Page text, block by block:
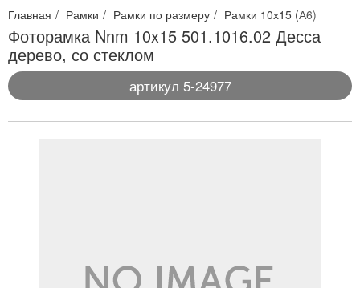
Главная Рамки Рамки по размеру Рамки 10х15 (А6)
Фоторамка Nnm 10x15 501.1016.02 Десса
дерево, со стеклом
артикул 5-24977